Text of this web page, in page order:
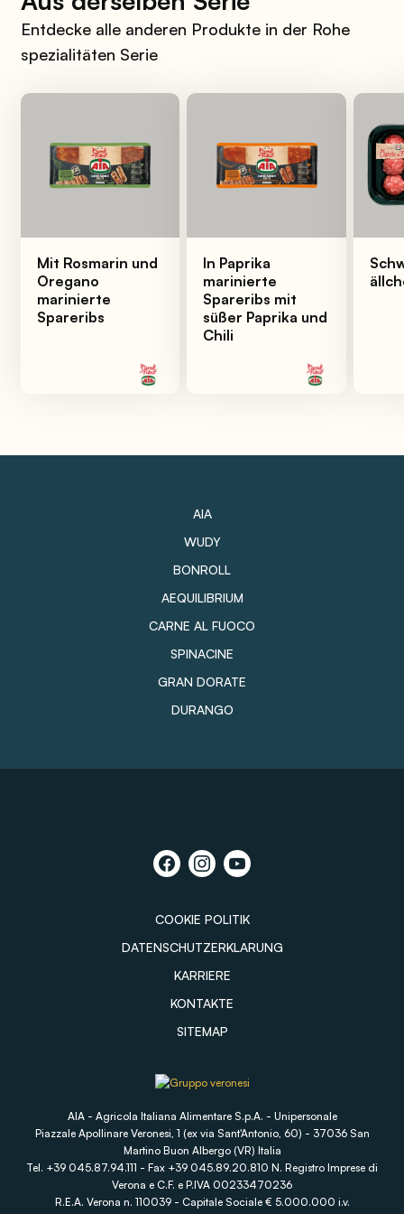
Entdecke alle anderen Produkte in der Rohe
spezialitäten Serie
Mit Rosmarin und
Oregano
marinierte
Spareribs
In Paprika
marinierte
Spareribs mit
süßer Paprika und
Chili
AIA
WUDY
BONROLL
AEQUILIBRIUM
CARNE AL FUOCO
SPINACINE
GRAN DORATE
DURANGO
COOKIE POLITIK
DATENSCHUTZERKLARUNG
KARRIERE
KONTAKTE
SITEMAP
AIA - Agricola Italiana Alimentare S.p.A. - Unipersonale
Piazzale Apollinare Veronesi, 1 (ex via Sant'Antonio, 60) - 37036 San
Martino Buon Albergo (VR) Italia
Tel. +39 045.87.94.111 - Fax +39 045.89.20.810 N. Registro Imprese di
Verona e C.F. e P.IVA 00233470236
R.E.A. Verona n. 110039 - Capitale Sociale € 5.000.000 i.v.